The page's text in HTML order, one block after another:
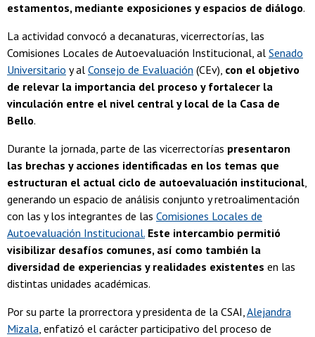
estamentos, mediante exposiciones y espacios de diálogo.
La actividad convocó a decanaturas, vicerrectorías, las
Comisiones Locales de Autoevaluación Institucional, al Senado
Universitario y al Consejo de Evaluación (CEv), con el objetivo
de relevar la importancia del proceso y fortalecer la
vinculación entre el nivel central y local de la Casa de
Bello.
Durante la jornada, parte de las vicerrectorías presentaron
las brechas y acciones identificadas en los temas que
estructuran el actual ciclo de autoevaluación institucional,
generando un espacio de análisis conjunto y retroalimentación
con las y los integrantes de las Comisiones Locales de
Autoevaluación Institucional. Este intercambio permitió
visibilizar desafíos comunes, así como también la
diversidad de experiencias y realidades existentes en las
distintas unidades académicas.
Por su parte la prorrectora y presidenta de la CSAI,Alejandra
Mizala, enfatizó el carácter participativo del proceso de